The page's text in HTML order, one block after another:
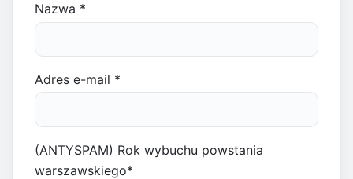
Nazwa *
Adres e-mail *
(ANTYSPAM) Rok wybuchu powstania
warszawskiego*